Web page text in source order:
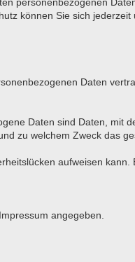
können Sie sich
Daten
Daten sind Daten, mit
zu welchem Zweck das
aufweisen
angegeben.